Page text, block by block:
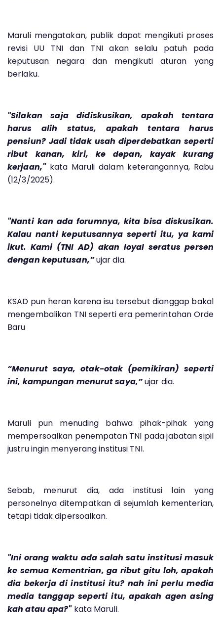
Maruli mengatakan, publik dapat mengikuti proses
revisi UU TNI dan TNI akan selalu patuh pada
keputusan negara dan mengikuti aturan yang
berlaku.
"Silakan saja didiskusikan, apakah tentara
harus alih status, apakah tentara harus
pensiun? Jadi tidak usah diperdebatkan seperti
ribut kanan, kiri, ke depan, kayak kurang
kerjaan,"kata Maruli dalam keterangannya, Rabu
(12/3/2025).
"Nanti kan ada forumnya, kita bisa diskusikan.
Kalau nanti keputusannya seperti itu, ya kami
ikut. Kami (TNI AD) akan loyal seratus persen
dengan keputusan,”ujar dia.
KSAD pun heran karena isu tersebut dianggap bakal
mengembalikan TNI seperti era pemerintahan Orde
Baru
“Menurut saya, otak-otak (pemikiran) seperti
ini, kampungan menurut saya,”ujar dia.
Maruli pun menuding bahwa pihak-pihak yang
mempersoalkan penempatan TNI pada jabatan sipil
justru ingin menyerang institusi TNI.
Sebab, menurut dia, ada institusi lain yang
personelnya ditempatkan di sejumlah kementerian,
tetapi tidak dipersoalkan.
"Ini orang waktu ada salah satu institusi masuk
ke semua Kementrian, ga ribut gitu loh, apakah
dia bekerja di institusi itu? nah ini perlu media
media tanggap seperti itu, apakah agen asing
kah atau apa?"kata Maruli.